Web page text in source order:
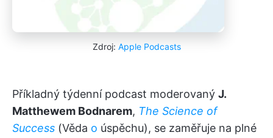
Zdroj: Apple Podcasts
Příkladný týdenní podcast moderovaný J.
Matthewem Bodnarem, The Science of
Success (Věda o úspěchu), se zaměřuje na plné